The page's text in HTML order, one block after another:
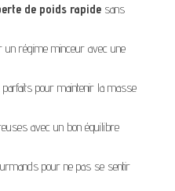
de poids rapide sans
un régime minceur avec une
pour maintenir la masse
avec un bon équilibre
pour ne pas se sentir